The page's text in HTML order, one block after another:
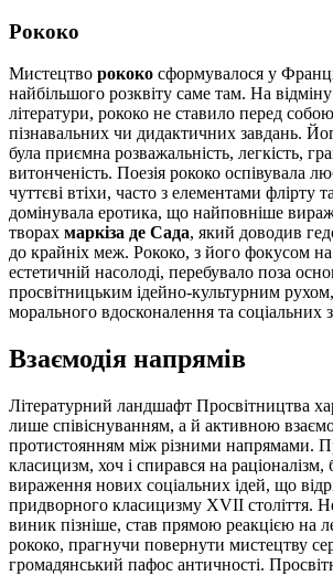
Рококо
Мистецтво рококо сформувалося у
найбільшого розквіту саме там. На
літератури, рококо не ставило перед
пізнавальних чи дидактичних завдань.
була приємна розважальність, легкість,
витонченість. Поезія рококо оспівувала
чуттєві втіхи, часто з елементами флірту
домінувала еротика, що найповніше
творах маркіза де Сада, який доводив
до крайніх меж. Рококо, з його фокусом на
естетичній насолоді, перебувало поза
просвітницьким ідейно-культурним
морального вдосконалення та соціальних
Взаємодія напрямів
Літературний ландшафт Просвітництва
лише співіснуванням, а й активною
протистоянням між різними напрямами.
класицизм, хоч і спирався на
вираження нових соціальних ідей, що
придворного класицизму XVII століття.
виник пізніше, став прямою реакцією на
рококо, прагнучи повернути мистецтву
громадянський пафос античності.